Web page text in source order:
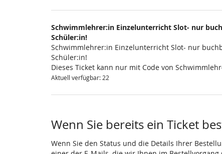
Schwimmlehrer:in Einzelunterricht Slot- nur
Schüler:in!
Schwimmlehrer:in Einzelunterricht Slot- nur
Schüler:in!
Dieses Ticket kann nur mit Code von
Aktuell verfügbar: 22
Wenn Sie bereits ein Ticket
Wenn Sie den Status und die Details Ihrer